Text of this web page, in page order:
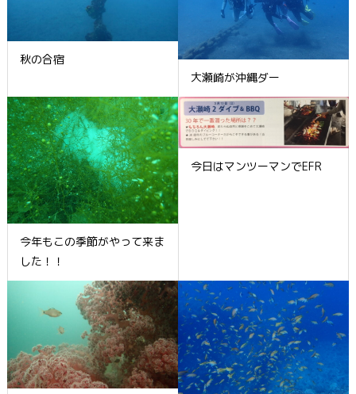
秋の合宿
大瀬崎が沖縄ダー
今年もこの季節がやって来ま
した！！
今日はマンツーマンでEFR